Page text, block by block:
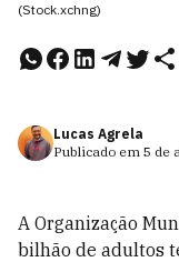
(Stock.xchng)
Lucas Agrela
Publicado em 5 de
A Organização
bilhão de adultos